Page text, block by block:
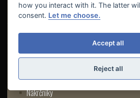
Kalhoty
Komplety
Kšiltovky, klobouky
Nákrčníky
how you interact with it. The latter
consent. Let me choose.
Accept all
Reject all